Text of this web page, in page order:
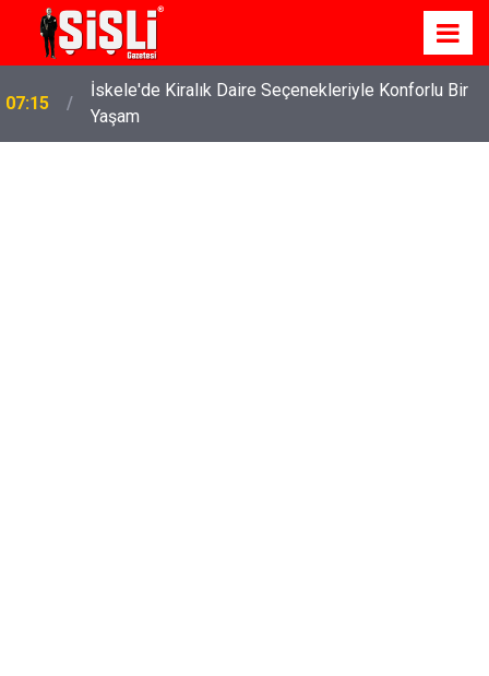
07:15
İskele'de Kiralık Daire Seçenekleriyle Konforlu Bir
Yaşam